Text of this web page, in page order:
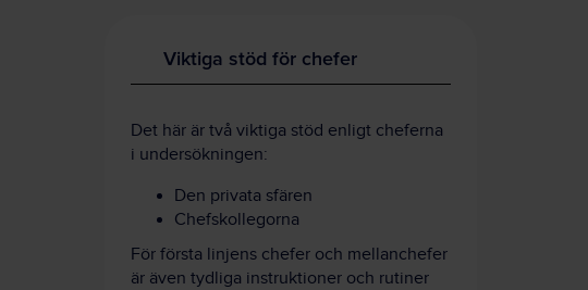
Viktiga stöd för chefer
Det här är två viktiga stöd enligt cheferna
i undersökningen:
Den privata sfären
Chefskollegorna
För första linjens chefer och mellanchefer
är även tydliga instruktioner och rutiner